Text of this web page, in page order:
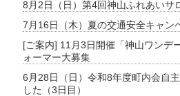
8月2日（日）第4回神山ふれあいサ
7月16日（木）夏の交通安全キャン
[ご案内] 11月3日開催「神山ワンデ
ォーマー大募集
6月28日（日）令和8年度町内会自
した（3日目）